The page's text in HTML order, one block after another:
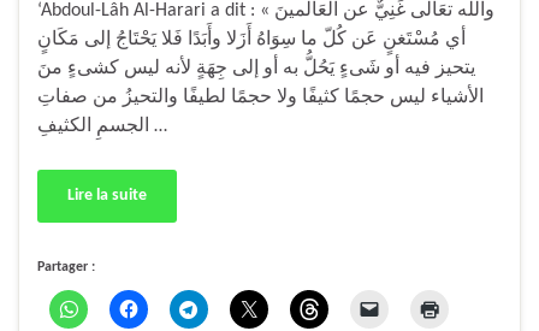
‘Abdoul-Lâh Al-Harari a dit : « والله تعَالى غَنِيٌّ عن العَالمينَ
أي مُسْتَغنٍ عَن كُلّ ما سِوَاهُ أَزَلا وأَبَدًا فَلا يَحْتَاجُ إلى مَكَانٍ
يتحيز فيه أو شَىءٍ يَحُلُّ به أو إلى جِهَةٍ لأنه ليس كشىءٍ منَ
الأشياء ليس حجمًا كثيفًا ولا حجمًا لطيفًا والتحيزُ من صفاتِ
الجسمِ الكثيفِ …
Lire la suite
Partager :